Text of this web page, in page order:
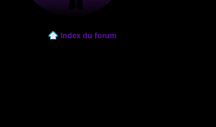
Index du forum